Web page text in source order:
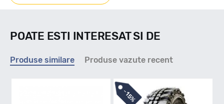
Indice viteza
POATE ESTI INTERESAT SI DE
Produse similare Produse vazute recent
-15%